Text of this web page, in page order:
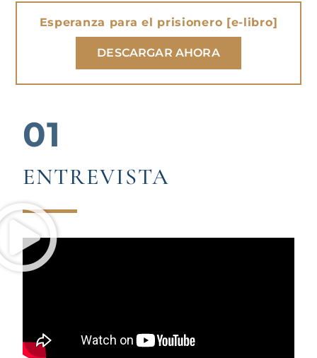
Esperanza para el prisionero [e-libro]
DESCARGAR AHORA
01
ENTREVISTA